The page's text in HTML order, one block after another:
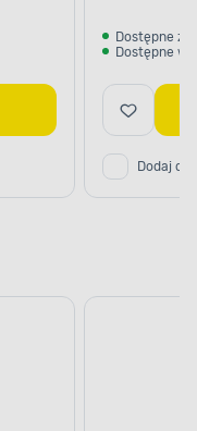
Dostępne z
Dostępne w
Dodaj do